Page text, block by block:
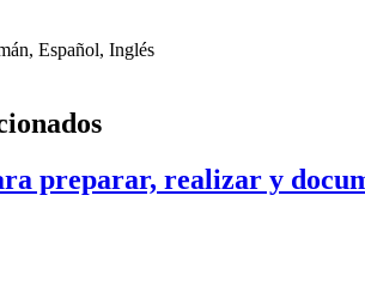
Español, Inglés
preparar, realizar y